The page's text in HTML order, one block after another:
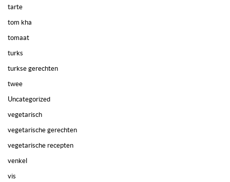
tarte
tom kha
tomaat
turks
turkse gerechten
twee
Uncategorized
vegetarisch
vegetarische gerechten
vegetarische recepten
venkel
vis